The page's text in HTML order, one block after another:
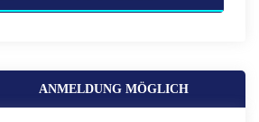
ANMELDUNG MÖGLICH